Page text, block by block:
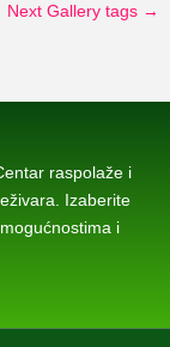
Next Gallery tags →
raspolaže i
Izaberite
i